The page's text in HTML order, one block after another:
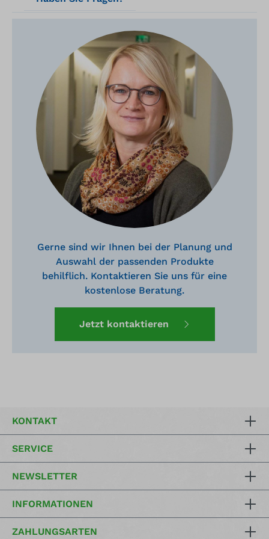
Gerne sind wir Ihnen bei der Planung und
Auswahl der passenden Produkte
behilflich. Kontaktieren Sie uns für eine
kostenlose Beratung.
Jetzt kontaktieren
KONTAKT
SERVICE
NEWSLETTER
INFORMATIONEN
ZAHLUNGSARTEN